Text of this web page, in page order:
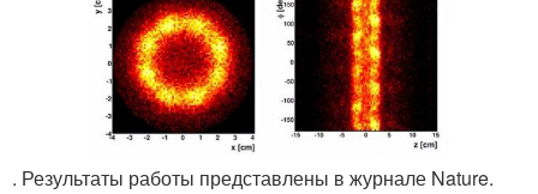
. Результаты работы представлены в журнале Nature.